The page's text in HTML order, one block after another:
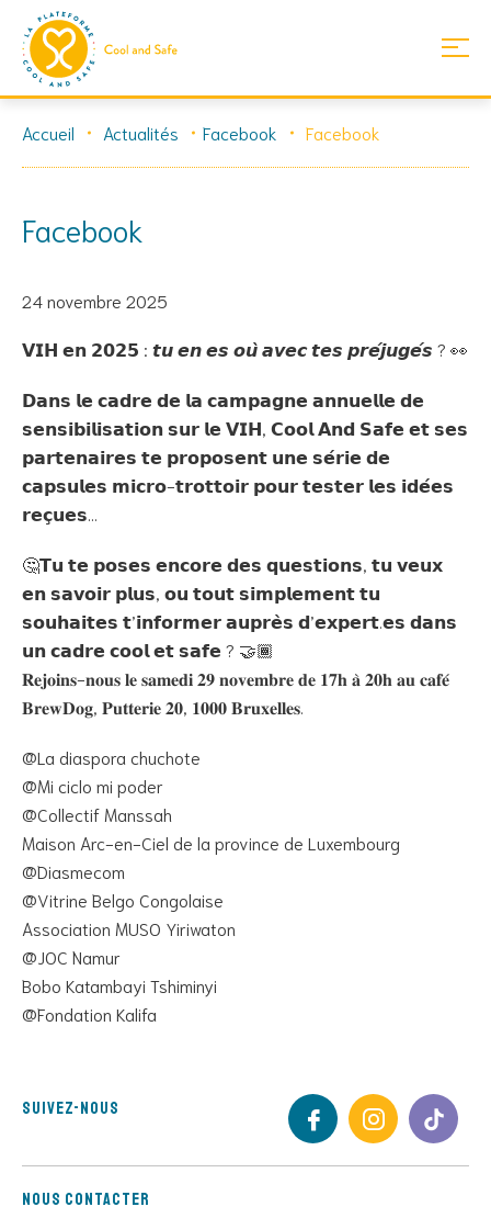
Accueil Actualités Facebook Facebook
Facebook
24 novembre 2025
𝗩𝗜𝗛 𝗲𝗻 𝟮𝟬𝟮𝟱 : 𝙩𝙪 𝙚𝙣 𝙚𝙨 𝙤𝙪̀ 𝙖𝙫𝙚𝙘 𝙩𝙚𝙨 𝙥𝙧𝙚́𝙟𝙪𝙜𝙚́𝙨 ? 👀
𝗗𝗮𝗻𝘀 𝗹𝗲 𝗰𝗮𝗱𝗿𝗲 𝗱𝗲 𝗹𝗮 𝗰𝗮𝗺𝗽𝗮𝗴𝗻𝗲 𝗮𝗻𝗻𝘂𝗲𝗹𝗹𝗲 𝗱𝗲
𝘀𝗲𝗻𝘀𝗶𝗯𝗶𝗹𝗶𝘀𝗮𝘁𝗶𝗼𝗻 𝘀𝘂𝗿 𝗹𝗲 𝗩𝗜𝗛, 𝗖𝗼𝗼𝗹 𝗔𝗻𝗱 𝗦𝗮𝗳𝗲 𝗲𝘁 𝘀𝗲𝘀
𝗽𝗮𝗿𝘁𝗲𝗻𝗮𝗶𝗿𝗲𝘀 𝘁𝗲 𝗽𝗿𝗼𝗽𝗼𝘀𝗲𝗻𝘁 𝘂𝗻𝗲 𝘀𝗲́𝗿𝗶𝗲 𝗱𝗲
𝗰𝗮𝗽𝘀𝘂𝗹𝗲𝘀 𝗺𝗶𝗰𝗿𝗼-𝘁𝗿𝗼𝘁𝘁𝗼𝗶𝗿 𝗽𝗼𝘂𝗿 𝘁𝗲𝘀𝘁𝗲𝗿 𝗹𝗲𝘀 𝗶𝗱𝗲́𝗲𝘀
𝗿𝗲𝗰̧𝘂𝗲𝘀…
🤔𝗧𝘂 𝘁𝗲 𝗽𝗼𝘀𝗲𝘀 𝗲𝗻𝗰𝗼𝗿𝗲 𝗱𝗲𝘀 𝗾𝘂𝗲𝘀𝘁𝗶𝗼𝗻𝘀, 𝘁𝘂 𝘃𝗲𝘂𝘅
𝗲𝗻 𝘀𝗮𝘃𝗼𝗶𝗿 𝗽𝗹𝘂𝘀, 𝗼𝘂 𝘁𝗼𝘂𝘁 𝘀𝗶𝗺𝗽𝗹𝗲𝗺𝗲𝗻𝘁 𝘁𝘂
𝘀𝗼𝘂𝗵𝗮𝗶𝘁𝗲𝘀 𝘁’𝗶𝗻𝗳𝗼𝗿𝗺𝗲𝗿 𝗮𝘂𝗽𝗿𝗲̀𝘀 𝗱’𝗲𝘅𝗽𝗲𝗿𝘁.𝗲𝘀 𝗱𝗮𝗻𝘀
𝘂𝗻 𝗰𝗮𝗱𝗿𝗲 𝗰𝗼𝗼𝗹 𝗲𝘁 𝘀𝗮𝗳𝗲 ? 🤝🏾
𝐑𝐞𝐣𝐨𝐢𝐧𝐬-𝐧𝐨𝐮𝐬 𝐥𝐞 𝐬𝐚𝐦𝐞𝐝𝐢 𝟐𝟗 𝐧𝐨𝐯𝐞𝐦𝐛𝐫𝐞 𝐝𝐞 𝟏𝟕𝐡 𝐚̀ 𝟐𝟎𝐡 𝐚𝐮 𝐜𝐚𝐟𝐞́
𝐁𝐫𝐞𝐰𝐃𝐨𝐠, 𝐏𝐮𝐭𝐭𝐞𝐫𝐢𝐞 𝟐𝟎, 𝟏𝟎𝟎𝟎 𝐁𝐫𝐮𝐱𝐞𝐥𝐥𝐞𝐬.
@La diaspora chuchote
@Mi ciclo mi poder
@Collectif Manssah
Maison Arc-en-Ciel de la province de Luxembourg
@Diasmecom
@Vitrine Belgo Congolaise
Association MUSO Yiriwaton
@JOC Namur
Bobo Katambayi Tshiminyi
@Fondation Kalifa
Suivez-nous
Nous contacter